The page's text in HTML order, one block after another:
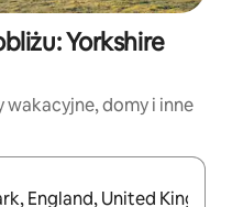
Yorkshire
domy i inne
poruszać się po nich za